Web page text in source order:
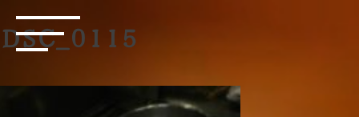
DSC_0115